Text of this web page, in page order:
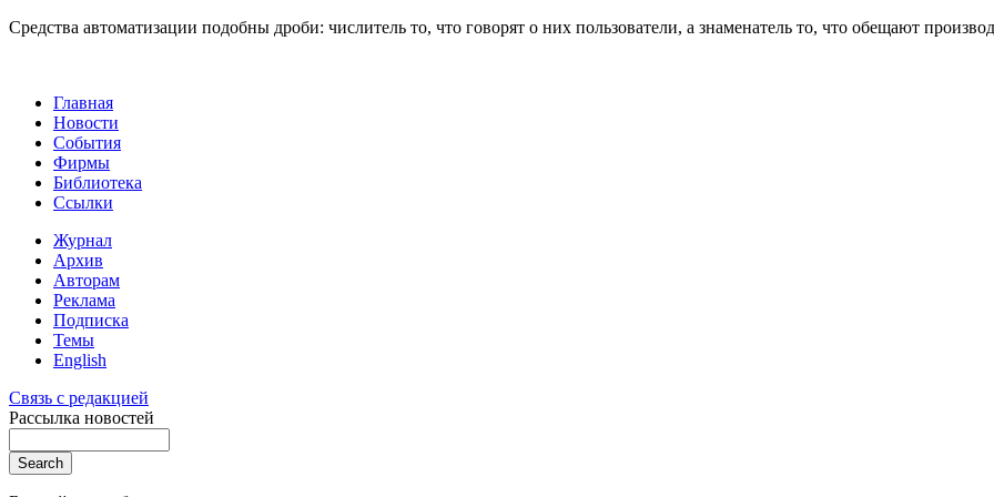
Средства автоматизации подобны дроби: числитель то, что говорят о них пользователи, а знаменатель то, что обещают
Главная
Новости
События
Фирмы
Библиотека
Ссылки
Журнал
Архив
Авторам
Реклама
Подписка
Темы
English
Связь с редакцией
Рассылка новостей